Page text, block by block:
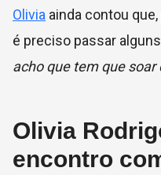
Olivia ainda contou
é preciso passar
acho que tem que soar
Olivia
encontro